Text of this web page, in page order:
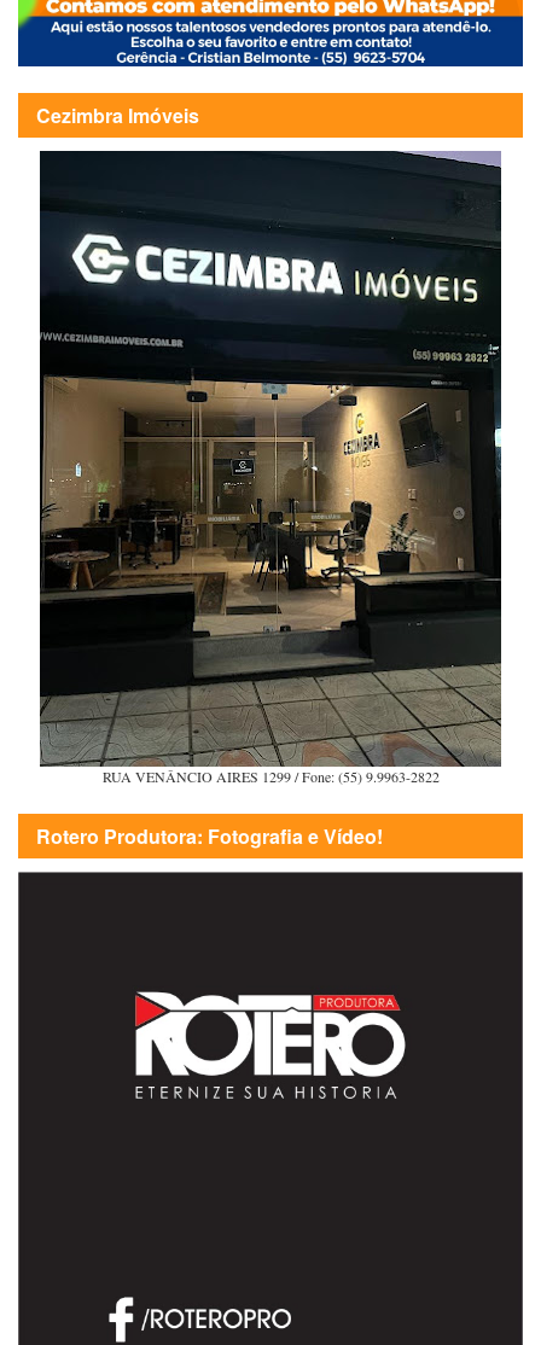
Cezimbra Imóveis
RUA VENÂNCIO AIRES 1299 / Fone: (55) 9.9963-2822
Rotero Produtora: Fotografia e Vídeo!